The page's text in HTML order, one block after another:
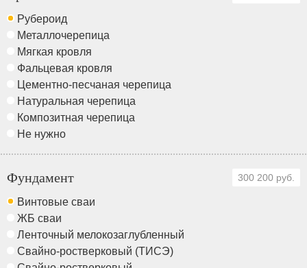
Рубероид
Металлочерепица
Мягкая кровля
Фальцевая кровля
Цементно-песчаная черепица
Натуральная черепица
Композитная черепица
Не нужно
Фундамент 300 200 руб.
Винтовые сваи
ЖБ сваи
Ленточный мелокозаглубленный
Свайно-ростверковый (ТИСЭ)